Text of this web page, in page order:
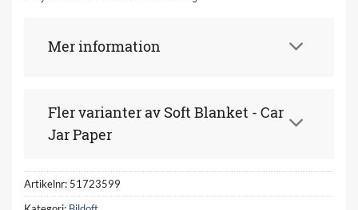
Mer information
Fler varianter av Soft Blanket - Car
Jar Paper
Artikelnr: 51723599